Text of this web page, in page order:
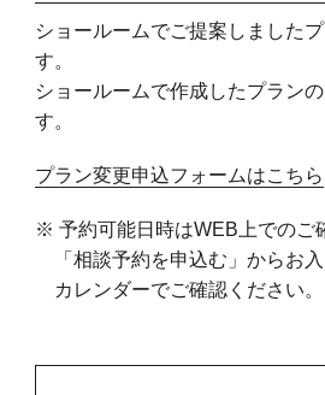
ショールームでご提案しました
す。
ショールームで作成したプラン
す。
プラン変更申込フォームはこちら
※ 予約可能日時はWEB上でのご
「相談予約を申込む」からお
カレンダーでご確認ください。